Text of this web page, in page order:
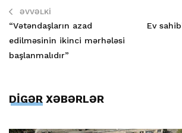
ƏVVƏLKI
“Vətəndaşların azad
edilməsinin ikinci mərhələsi
başlanmalıdır”
Ev
DİGƏR XƏBƏRLƏR